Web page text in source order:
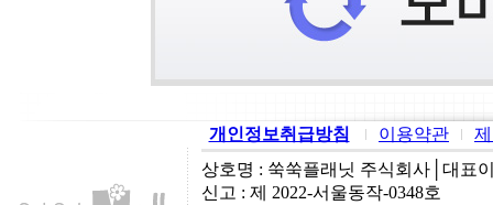
개인정보취급방침 이용약관
상호명 : 쑥쑥플래닛 주식회사│대표
신고 : 제 2022-서울동작-0348호